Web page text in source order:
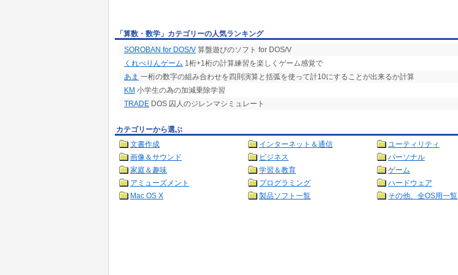
「算数・数学」カテゴリーの人気ランキング
SOROBAN for DOS/V 算盤遊びのソフト for DOS/V
くれぺりんゲーム 1桁+1桁の計算練習を楽しくゲーム感覚で
あま 一桁の数字の組み合わせを四則演算と括弧を使って計10にすることが出来るか計算
KM 小学生の為の加減乗除学習
TRADE DOS 囚人のジレンマシミュレート
カテゴリーから選ぶ
文書作成
インターネット＆通信
ユーティリティ
画像＆サウンド
ビジネス
パーソナル
家庭＆趣味
学習＆教育
ゲーム
アミューズメント
プログラミング
ハードウェア
Mac OS X
製品ソフト一覧 その他、全OS用一覧